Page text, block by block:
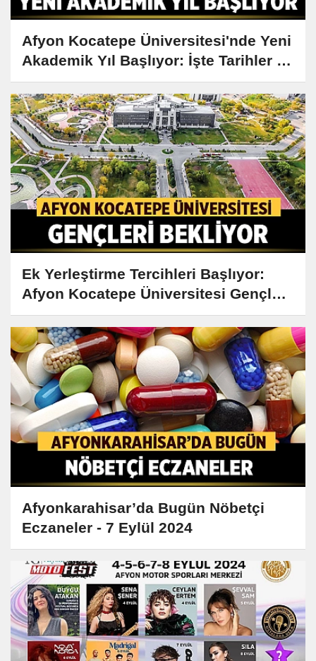
Afyon Kocatepe Üniversitesi'nde Yeni
Akademik Yıl Başlıyor: İşte Tarihler ve
Detaylar
Ek Yerleştirme Tercihleri Başlıyor:
Afyon Kocatepe Üniversitesi Gençleri
Bekliyor
Afyonkarahisar’da Bugün Nöbetçi
Eczaneler - 7 Eylül 2024